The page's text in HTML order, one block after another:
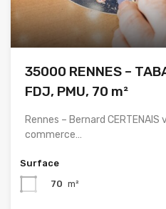
35000 RENNES –
FDJ, PMU, 70 m²
Rennes – Bernard
commerce…
Surface
70 m²